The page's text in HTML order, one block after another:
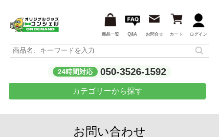
商品一覧 Q&A お問合せ カート ログイン
24時間対応 050-3526-1592
カテゴリーから探す
お問い合わせ